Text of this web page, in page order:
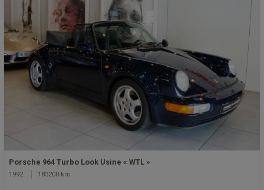
Porsche 964 Turbo Look Usine « WTL »
1992 183200 km